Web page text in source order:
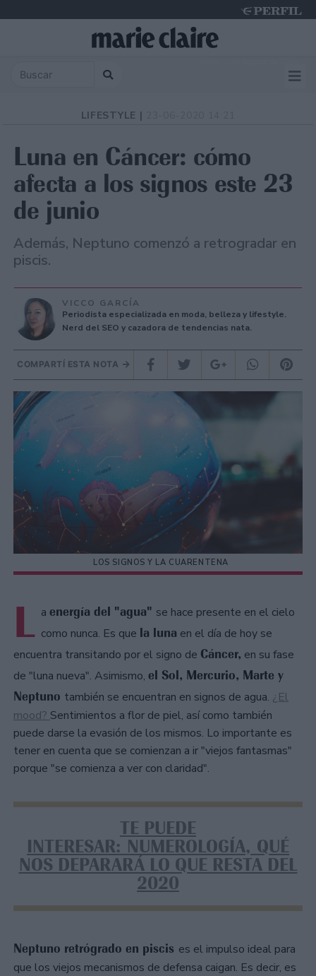
LIFESTYLE |
Luna en Cáncer: cómo
afecta a los signos este 23
de junio
Además, Neptuno comenzó a retrogradar en
piscis.
VICCO GARCÍA
Periodista especializada en moda, belleza y lifestyle.
Nerd del SEO y cazadora de tendencias nata.
COMPARTÍ ESTA NOTA
LOS SIGNOS Y LA CUARENTENA
L a energía del "agua" se hace presente en el cielo
como nunca. Es que la luna en el día de hoy se
encuentra transitando por el signo de Cáncer, en su fase
de "luna nueva". Asimismo, el Sol, Mercurio, Marte y
Neptuno también se encuentran en signos de agua. ¿El
mood? Sentimientos a flor de piel, así como también
puede darse la evasión de los mismos. Lo importante es
tener en cuenta que se comienzan a ir "viejos fantasmas"
porque "se comienza a ver con claridad".
TE PUEDE
INTERESAR: NUMEROLOGÍA, QUÉ
NOS DEPARARÁ LO QUE RESTA DEL
2020
Neptuno retrógrado en piscis es el impulso ideal para
que los viejos mecanismos de defensa caigan. Es decir, es